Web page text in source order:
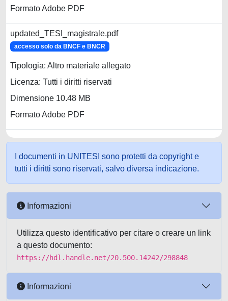
Formato Adobe PDF
updated_TESI_magistrale.pdf
accesso solo da BNCF e BNCR
Tipologia: Altro materiale allegato
Licenza: Tutti i diritti riservati
Dimensione 10.48 MB
Formato Adobe PDF
I documenti in UNITESI sono protetti da copyright e
tutti i diritti sono riservati, salvo diversa indicazione.
Informazioni
Utilizza questo identificativo per citare o creare un link
a questo documento:
https://hdl.handle.net/20.500.14242/298848
Informazioni